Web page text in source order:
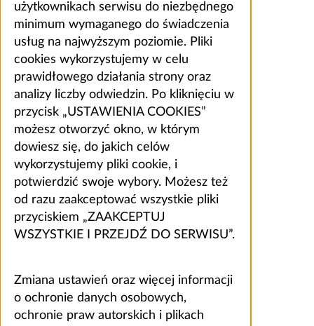
użytkownikach serwisu do niezbędnego
minimum wymaganego do świadczenia
usług na najwyższym poziomie. Pliki
cookies wykorzystujemy w celu
prawidłowego działania strony oraz
analizy liczby odwiedzin. Po kliknięciu w
przycisk „USTAWIENIA COOKIES”
możesz otworzyć okno, w którym
dowiesz się, do jakich celów
wykorzystujemy pliki cookie, i
potwierdzić swoje wybory. Możesz też
od razu zaakceptować wszystkie pliki
przyciskiem „ZAAKCEPTUJ
WSZYSTKIE I PRZEJDŹ DO SERWISU”.
Zmiana ustawień oraz więcej informacji
o ochronie danych osobowych,
ochronie praw autorskich i plikach